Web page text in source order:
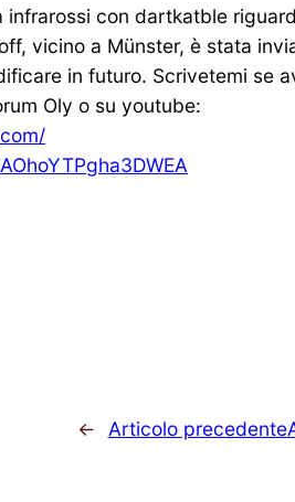
con dartkatble
vicino a Münster, è stata
in futuro. Scrivetemi se
Oly o su youtube:
← Articolo precedente